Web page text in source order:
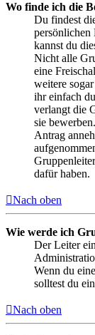
Wo finde ich die
Du findest
persönlichen
kannst du
Nicht alle
eine
weitere
ihr einfach
verlangt die
sie
Antrag
dafür haben.
Nach oben
Wie werde ich
Der Leiter
Wenn du
solltest du
Nach oben